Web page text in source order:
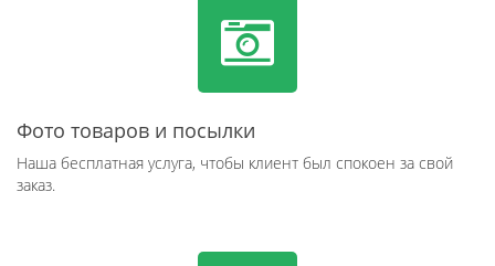
Фото товаров и посылки
Наша бесплатная услуга, чтобы клиент был спокоен за свой
заказ.